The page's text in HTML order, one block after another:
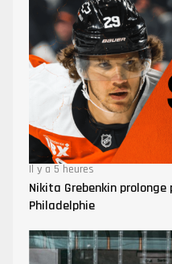
Il y a 5 heures
Nikita Grebenkin prolonge
Philadelphie